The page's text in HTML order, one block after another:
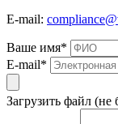
E-mail:
Ваше имя*
E-mail*
Загрузить файл